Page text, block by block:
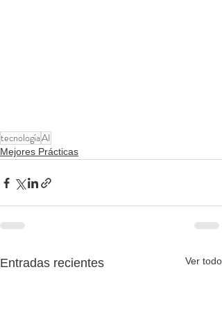
tecnologíaAI
Mejores Prácticas
Entradas recientes Ver todo